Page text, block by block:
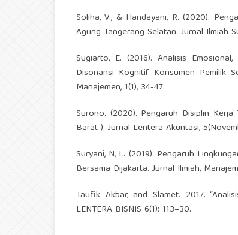
Soliha, V., & Handayani, R. (2020).
Agung Tangerang Selatan. Jurnal Ilmiah
Sugiarto, E. (2016). Analisis
Disonansi Kognitif Konsumen Pemilik
Manajemen, 1(1), 34-47.
Surono. (2020). Pengaruh Disiplin
Barat ). Jurnal Lentera Akuntasi,
Suryani, N, L. (2019). Pengaruh
Bersama Dijakarta. Jurnal Ilmiah,
Taufik Akbar, and Slamet. 2017.
LENTERA BISNIS 6(1): 113–30.